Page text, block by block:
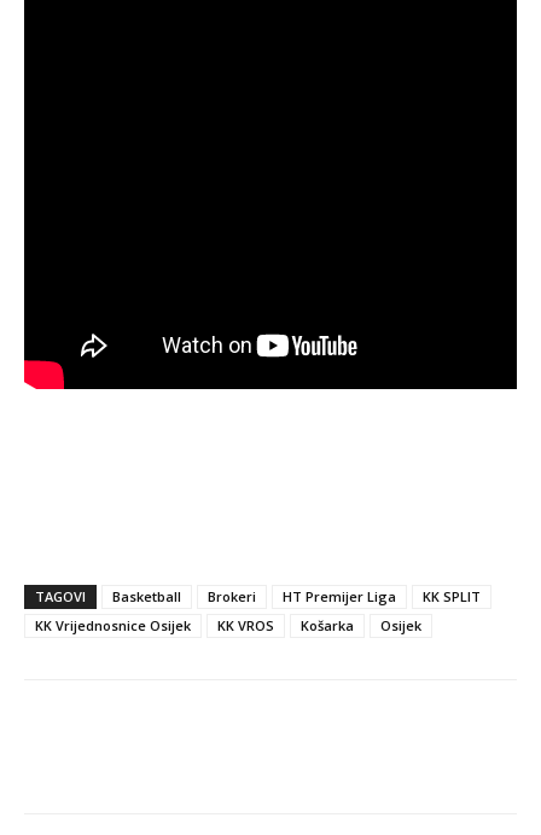
TAGOVI Basketball Brokeri HT Premijer Liga
KK SPLIT
KK Vrijednosnice Osijek
KK VROS Košarka Osijek